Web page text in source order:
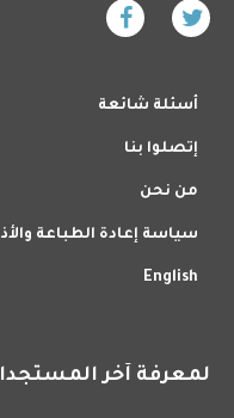
أسئلة شائعة
إتصلوا بنا
من نحن
سياسة إعادة الطباعة
English
لمعرفة آخر